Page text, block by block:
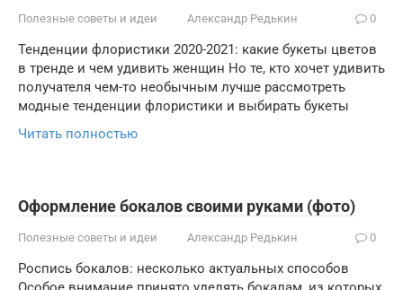
Полезные советы и идеи Александр Редькин 0
Тенденции флористики 2020-2021: какие букеты цветов
в тренде и чем удивить женщин Но те, кто хочет удивить
получателя чем-то необычным лучше рассмотреть
модные тенденции флористики и выбирать букеты
Читать полностью
Оформление бокалов своими руками (фото)
Полезные советы и идеи Александр Редькин 0
Роспись бокалов: несколько актуальных способов